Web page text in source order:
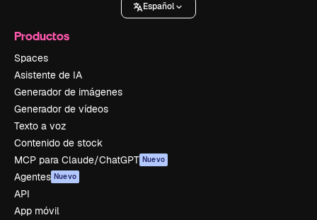
Español
Productos
Spaces
Asistente de IA
Generador de imágenes
Generador de vídeos
Texto a voz
Contenido de stock
MCP para Claude/ChatGPT Nuevo
Agentes Nuevo
API
App móvil